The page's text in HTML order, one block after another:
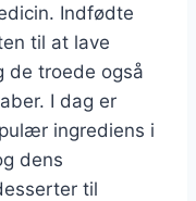
Indfødte
til at lave
de troede også
I dag er
ingrediens i
dens
til